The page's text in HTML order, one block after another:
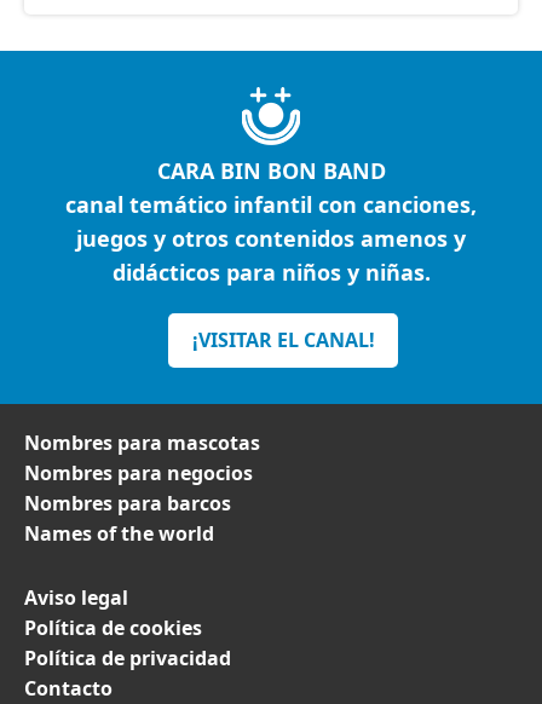
CARA BIN BON BAND
canal temático infantil con canciones,
juegos y otros contenidos amenos y
didácticos para niños y niñas.
¡VISITAR EL CANAL!
Nombres para mascotas
Nombres para negocios
Nombres para barcos
Names of the world
Aviso legal
Política de cookies
Política de privacidad
Contacto